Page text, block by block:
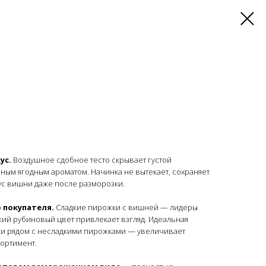
Воздушное сдобное тесто скрывает густой
ягодным ароматом. Начинка не вытекает, сохраняет
вишни даже после разморозки.
Сладкие пирожки с вишней — лидеры
рубиновый цвет привлекает взгляд. Идеальная
рядом с несладкими пирожками — увеличивает